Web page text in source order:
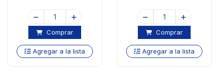
Comprar
Agregar a la lista
Comprar
Agregar a la lista